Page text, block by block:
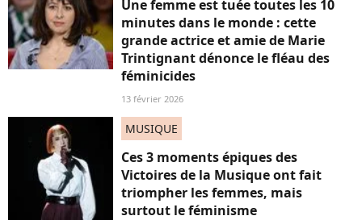
Une femme est tuée toutes les 10
minutes dans le monde : cette
grande actrice et amie de Marie
Trintignant dénonce le fléau des
féminicides
13 février 2026
MUSIQUE
Ces 3 moments épiques des
Victoires de la Musique ont fait
triompher les femmes, mais
surtout le féminisme